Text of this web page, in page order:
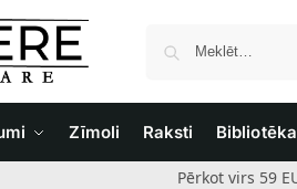
Zīmoli Raksti Bibliotēka
Pērkot virs 59